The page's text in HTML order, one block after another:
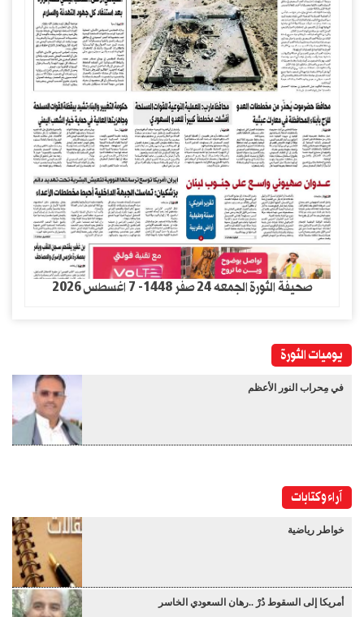
صحيفة الثورة الجمعه 24 صفر 1448- 7 اغسطس 2026
يوميات الثورة
في مِحراب النور الأعظم
آراء وكتابات
خواطر رياضية
أمريكا إلى السقوط دُرْ ..رهان السعودي الخاسر